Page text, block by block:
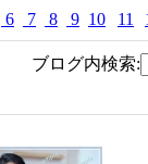
6 7 8 9 10 11
ブログ内検索: